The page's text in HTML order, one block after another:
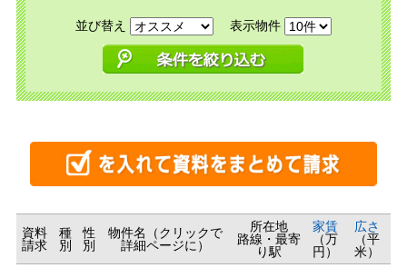
並び替え 表示物件
資料
請求
種
別
性
別
物件名（クリックで
詳細ページに）
所在地
路線・最寄
り駅
家賃
（万
円）
広さ
（平
米）